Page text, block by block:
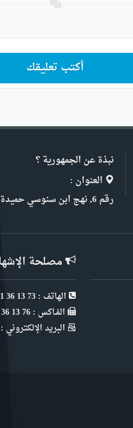
أكتب تعليقك
نبذة عن الجمهورية ؟
العنوان :
رقم 6, نهج ابن سنوسي حميدة
مصلحة
الهاتف : 73 13 36 041
الفـاكس : 76 13 36 041
البريد الإلكتروني : djoumhouriapublicite@yahoo.fr